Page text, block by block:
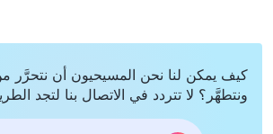
كيف يمكن لنا نحن المسيحيون أن نتحرَّر
ونتطهَّر؟ لا تتردد في الاتصال بنا لتجد